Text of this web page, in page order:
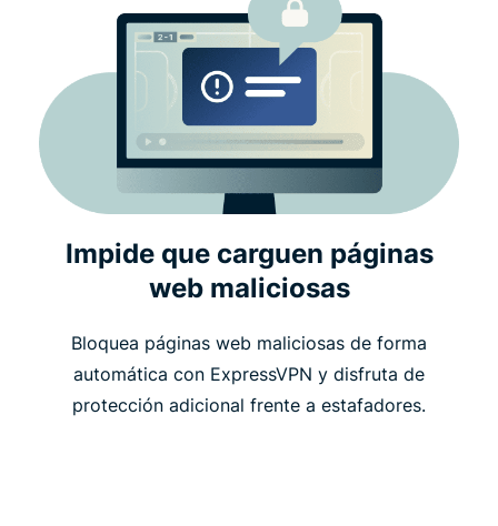
Impide que carguen páginas
web maliciosas
Bloquea páginas web maliciosas de forma
automática con ExpressVPN y disfruta de
protección adicional frente a estafadores.